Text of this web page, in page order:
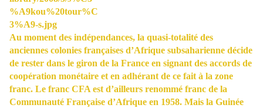
Au moment des indépendances, la quasi-totalité des
anciennes colonies françaises d’Afrique subsaharienne décide
de rester dans le giron de la France en signant des accords de
coopération monétaire et en adhérant de ce fait à la zone
franc. Le franc CFA est d’ailleurs renommé franc de la
Communauté Française d’Afrique en 1958. Mais la Guinée